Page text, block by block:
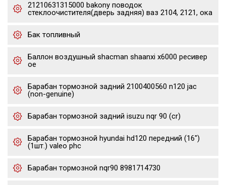
21210631315000 bakony поводок
стеклоочистителя(дверь задняя) ваз 2104, 2121, ока
Бак топливный
Баллон воздушный shacman shaanxi x6000 ресивер
oe
Барабан тормозной задний 2100400560 n120 jac
(non-genuine)
Барабан тормозной задний isuzu nqr 90 (cr)
Барабан тормозной hyundai hd120 передний (16")
(1шт.) valeo phc
Барабан тормозной nqr90 8981714730